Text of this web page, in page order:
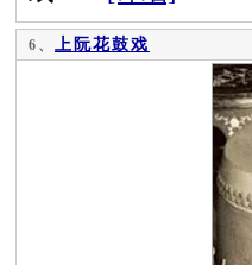
6、 上阮花鼓戏